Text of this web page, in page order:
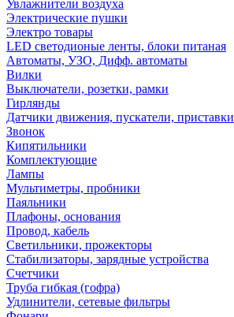
Увлажнители воздуха
Электрические пушки
Электро товары
LED светодионые ленты, блоки питаная
Автоматы, УЗО, Дифф. автоматы
Вилки
Выключатели, розетки, рамки
Гирлянды
Датчики движения, пускатели, приставки
Звонок
Кипятильники
Комплектующие
Лампы
Мультиметры, пробники
Паяльники
Плафоны, основания
Провод, кабель
Светильники, прожекторы
Стабилизаторы, зарядные устройства
Счетчики
Труба гибкая (гофра)
Удлинители, сетевые фильтры